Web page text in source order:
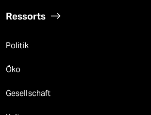
Ressorts
Politik
Öko
Gesellschaft